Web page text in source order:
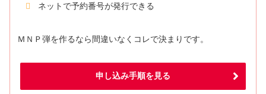
ネットで予約番号が発行できる
ＭＮＰ弾を作るなら間違いなくコレで決まりです。
申し込み手順を見る